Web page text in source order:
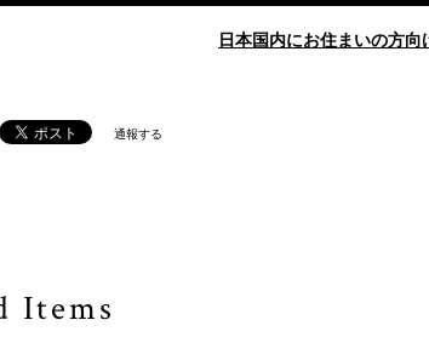
日本国内にお住まいの方向
通報する
Items